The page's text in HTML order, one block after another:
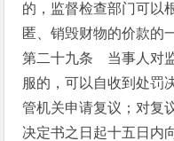
的，监督检查部门可以
匿、销毁财物的价款的
第二十九条 当事人对
服的，可以自收到处罚
管机关申请复议；对复
决定书之日起十五日内